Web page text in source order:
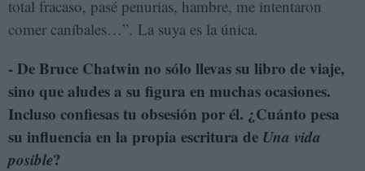
total fracaso, pasé penurias, hambre, me intentaron
comer caníbales…”. La suya es la única.
- De Bruce Chatwin no sólo llevas su libro de viaje,
sino que aludes a su figura en muchas ocasiones.
Incluso confiesas tu obsesión por él. ¿Cuánto pesa
su influencia en la propia escritura de Una vida
posible?